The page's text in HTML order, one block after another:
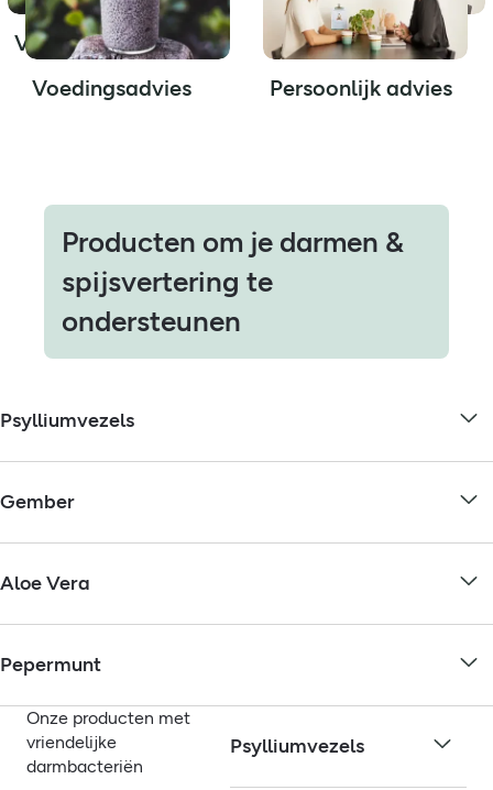
Voedingsadvies Persoonlijk advies
Voedingsadvies Persoonlijk advies
Producten om je darmen &
spijsvertering te
ondersteunen
Psylliumvezels
Gember
Aloe Vera
Pepermunt
Onze producten met
vriendelijke
darmbacteriën
Psylliumvezels